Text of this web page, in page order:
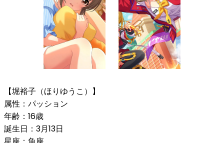
【堀裕子（ほりゆうこ）】
属性：パッション
年齢：16歳
誕生日：3月13日